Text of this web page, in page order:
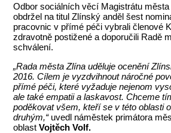
Odbor sociálních věcí Magistrátu
obdržel na titul Zlínský anděl šest
pracovnic v přímé péči vybrali členové
zdravotně postižené a doporučili Radě
schválení.
„Rada města Zlína uděluje ocenění
2016. Cílem je vyzdvihnout náročné
přímé péči, které vyžaduje nejenom
ale také empatii a laskavost. Chceme
poděkovat všem, kteří se v této oblasti
druhým,“ uvedl náměstek primátora
oblastVojtěch Volf.